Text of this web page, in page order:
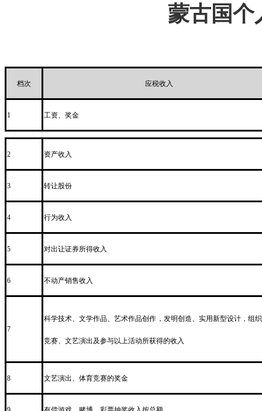
蒙古国个
档次 应税收入
1 工资、奖金
2 资产收入
3 转让股份
4 行为收入
5 对出让证券所得收入
6 不动产销售收入
7
科学技术、文学作品、艺术作品创作，发明创造、实用新型设计，组
竞赛、文艺演出及参与以上活动所获得的收入
8 文艺演出、体育竞赛的奖金